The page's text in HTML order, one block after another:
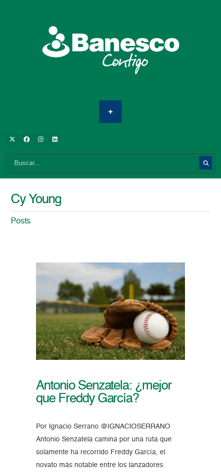
Cy Young
Posts
Antonio Senzatela: ¿mejor
que Freddy García?
Por Ignacio Serrano @IGNACIOSERRANO
Antonio Senzatela camina por una ruta que
solamente ha recorrido Freddy García, el
novato más notable entre los lanzadores